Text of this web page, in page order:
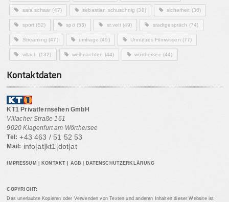
sara schaar (47) sebastian schuschnig (38) sicherheit (36)
sport (52) spö (53) st.veit(49) stadtgespräch (74)
Streaming (47) umfrage (45) Unnützes Filmwissen (77)
villach (132) weihnachten (44) wörthersee (44)
Kontaktdaten
KT1 Privatfernsehen GmbH
Villacher Straße 161
9020 Klagenfurt am Wörthersee
Tel: +43 463 / 51 52 53
Mail: info[at]kt1[dot]at
IMPRESSUM KONTAKT AGB DATENSCHUTZERKLÄRUNG
COPYRIGHT:
Das unerlaubte Kopieren oder Verwenden von Texten und anderen Inhalten dieser Website ist